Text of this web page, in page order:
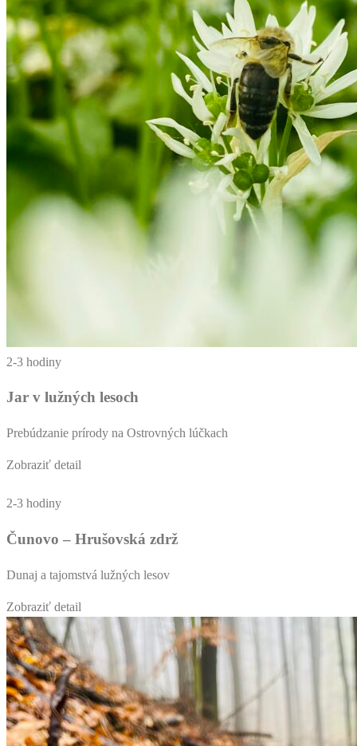
2-3 hodiny
Jar v lužných lesoch
Prebúdzanie prírody na Ostrovných lúčkach
Zobraziť detail
2-3 hodiny
Čunovo – Hrušovská zdrž
Dunaj a tajomstvá lužných lesov
Zobraziť detail